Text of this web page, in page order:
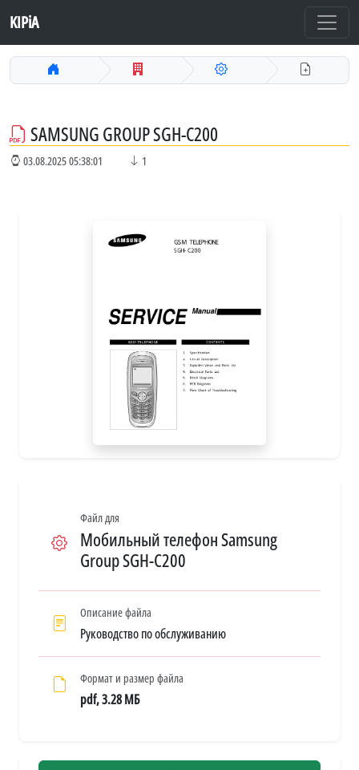
KIPiA
SAMSUNG GROUP SGH-C200
03.08.2025 05:38:01 1
Файл для
Мобильный телефон Samsung
Group SGH-C200
Описание файла
Руководство по обслуживанию
Формат и размер файла
pdf, 3.28 МБ